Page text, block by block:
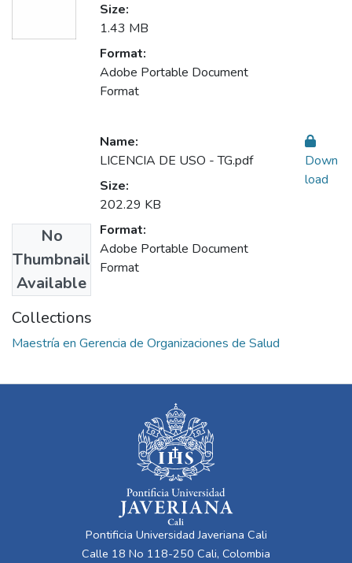
Size:
1.43 MB
Format:
Adobe Portable Document
Format
No
Thumbnail
Available
Name:
LICENCIA DE USO - TG.pdf
Size:
202.29 KB
Format:
Adobe Portable Document
Format
Down
load
Collections
Maestría en Gerencia de Organizaciones de Salud
Pontificia Universidad Javeriana Cali
Calle 18 No 118-250 Cali, Colombia